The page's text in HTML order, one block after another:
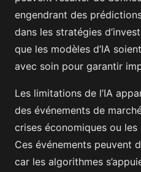
engendrant des
dans les stratégies
que les modèles d’IA
avec soin pour garantir
Les limitations de l’IA
des événements de
crises économiques ou
Ces événements peuvent
car les algorithmes